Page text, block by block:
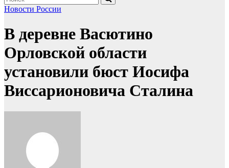
Новости России
В деревне Васютино
Орловской области
установили бюст Иосифа
Виссарионовича Сталина